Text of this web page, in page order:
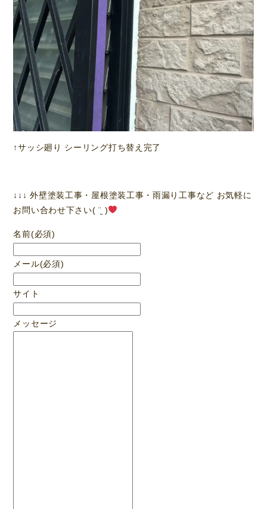
↑サッシ廻り シーリング打ち替え完了
↓↓↓ 外壁塗装工事・屋根塗装工事・雨漏り工事など お気軽に
お問い合わせ下さい( ¨̮ )
名前(必須)
メール(必須)
サイト
メッセージ